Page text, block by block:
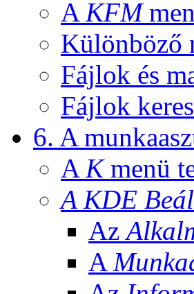
A KFM
Különböző
Fájlok és
Fájlok
6. A
A Kmenü
A KDE
Az
A